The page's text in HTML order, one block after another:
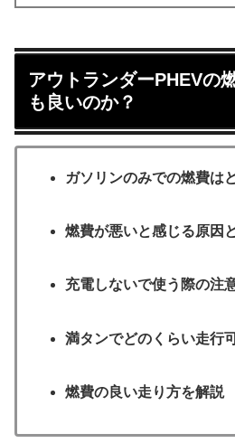
アウトランダーPHEVの
も良いのか？
ガソリンのみでの燃費は
燃費が悪いと感じる原因
充電しないで使う際の注
満タンでどのくらい走行
燃費の良い走り方を解説